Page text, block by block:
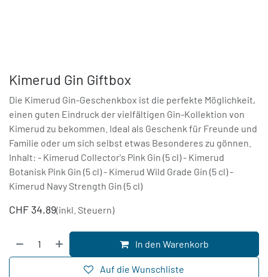
Kimerud Gin Giftbox
Die Kimerud Gin-Geschenkbox ist die perfekte Möglichkeit,
einen guten Eindruck der vielfältigen Gin-Kollektion von
Kimerud zu bekommen. Ideal als Geschenk für Freunde und
Familie oder um sich selbst etwas Besonderes zu gönnen.
Inhalt: - Kimerud Collector's Pink Gin (5 cl) - Kimerud
Botanisk Pink Gin (5 cl) - Kimerud Wild Grade Gin (5 cl) -
Kimerud Navy Strength Gin (5 cl)
CHF 34.89(inkl. Steuern)
In den Warenkorb
Auf die Wunschliste